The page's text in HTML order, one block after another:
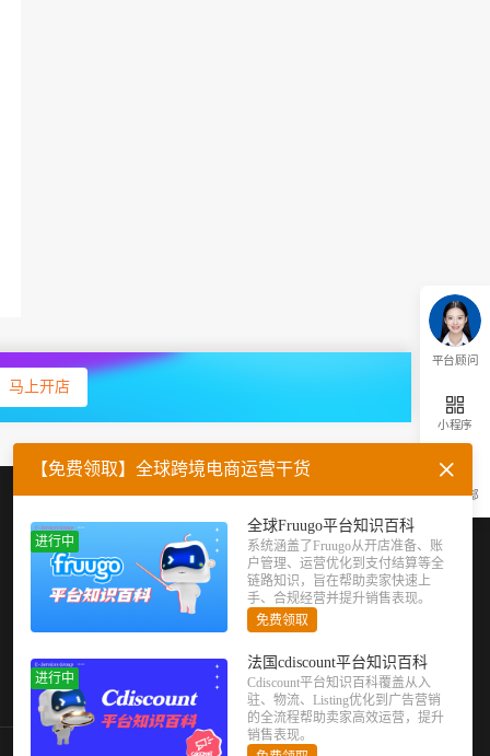
马上开店
平台顾问
小程序
返回顶部
企业微信 官方公众号
【免费领取】全球跨境电商运营干货
进行中
全球Fruugo平台知识百科
系统涵盖了Fruugo从开店准备、账
户管理、运营优化到支付结算等全
链路知识，旨在帮助卖家快速上
手、合规经营并提升销售表现。
免费领取
进行中
法国cdiscount平台知识百科
Cdiscount平台知识百科覆盖从入
驻、物流、Listing优化到广告营销
的全流程帮助卖家高效运营，提升
销售表现。